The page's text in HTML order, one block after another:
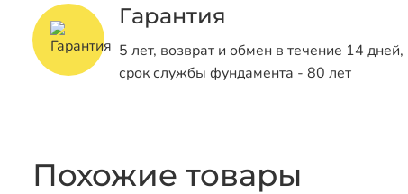
Гарантия
5 лет, возврат и обмен в течение 14 дней,
срок службы фундамента - 80 лет
Похожие товары